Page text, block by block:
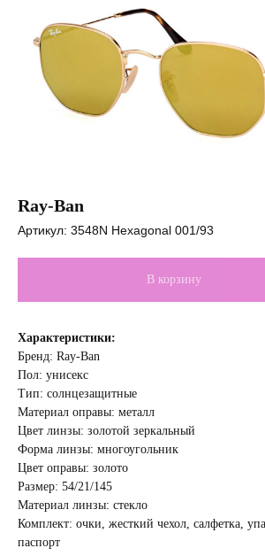
Ray-Ban
Артикул: 3548N Hexagonal 001/93
В корзину
Характеристики:
Бренд: Ray-Ban
Пол: унисекс
Тип: солнцезащитные
Материал оправы: металл
Цвет линзы: золотой зеркальный
Форма линзы: многоугольник
Цвет оправы: золото
Размер: 54/21/145
Материал линзы: стекло
Комплект: очки, жесткий чехол, салфетка,
паспорт